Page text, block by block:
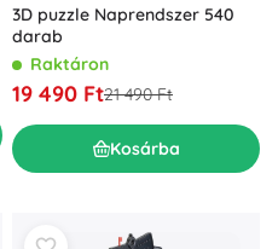
3D puzzle Naprendszer 540
darab
Raktáron
19 490 Ft21 490 Ft
Kosárba